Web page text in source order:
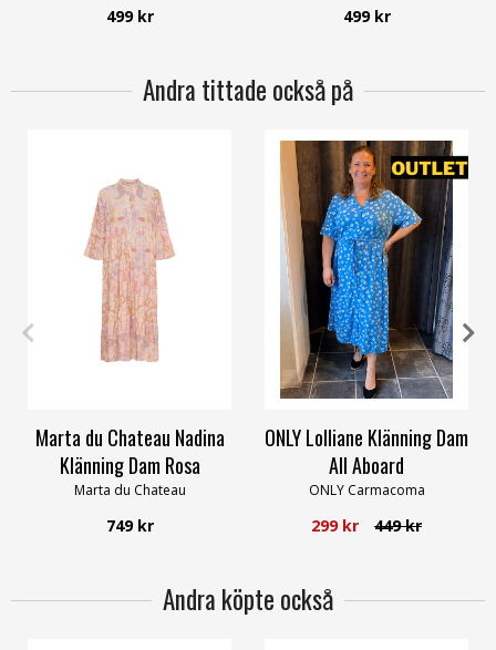
Way of Sweden
499 kr 499 kr
Andra tittade också på
OneSize
Marta du Chateau Nadina
Klänning Dam Rosa
Marta du Chateau
749 kr
48
ONLY Lolliane Klänning Dam
All Aboard
ONLY Carmacoma
299 kr 449 kr
Andra köpte också